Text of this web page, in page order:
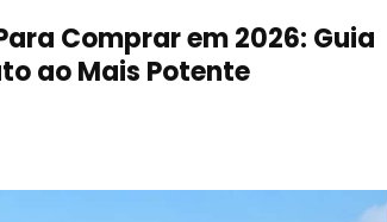
Comprar em 2026: Guia
ao Mais Potente